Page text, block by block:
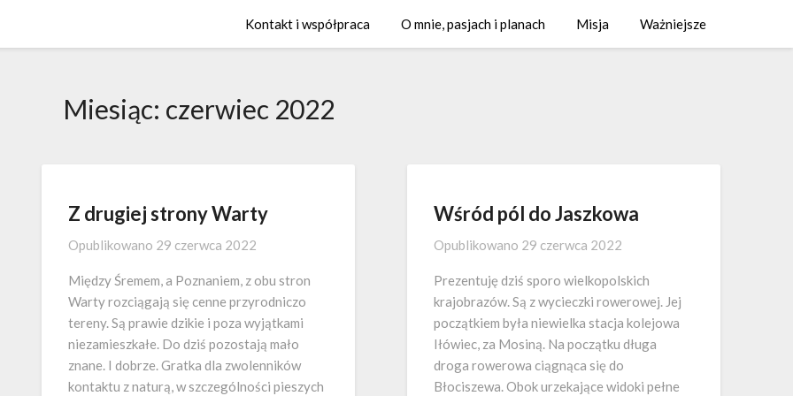
Kontakt i współpraca O mnie, pasjach i planach Misja Ważniejsze
Miesiąc: czerwiec 2022
Z drugiej strony Warty
Opublikowano 29 czerwca 2022
Między Śremem, a Poznaniem, z obu stron
Warty rozciągają się cenne przyrodniczo
tereny. Są prawie dzikie i poza wyjątkami
niezamieszkałe. Do dziś pozostają mało
znane. I dobrze. Gratka dla zwolenników
kontaktu z naturą, w szczególności pieszych
Wśród pól do Jaszkowa
Opublikowano 29 czerwca 2022
Prezentuję dziś sporo wielkopolskich
krajobrazów. Są z wycieczki rowerowej. Jej
początkiem była niewielka stacja kolejowa
Iłówiec, za Mosiną. Na początku długa
droga rowerowa ciągnąca się do
Błociszewa. Obok urzekające widoki pełne